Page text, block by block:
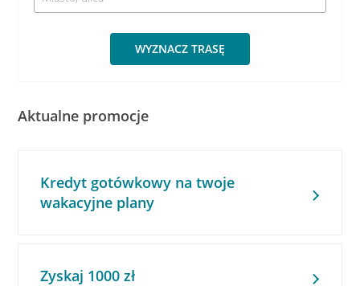
WYZNACZ TRASĘ
Aktualne promocje
Kredyt gotówkowy na twoje
wakacyjne plany
Zyskaj 1000 zł